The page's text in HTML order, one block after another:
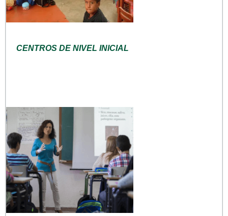
CENTROS DE NIVEL INICIAL